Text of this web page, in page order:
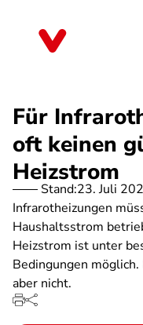
Für
oft keinen
Heizstrom
Stand:23. Juli
Infrarotheizungen
Haushaltsstrom
Heizstrom ist unter
Bedingungen möglich.
aber nicht.